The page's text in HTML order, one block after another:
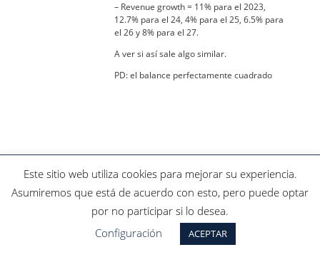
– Revenue growth = 11% para el 2023,
12.7% para el 24, 4% para el 25, 6.5% para
el 26 y 8% para el 27.
A ver si así sale algo similar.
PD: el balance perfectamente cuadrado
Contacto|Privacidad |Aviso Legal| Defensa Del Cliente
Este sitio web utiliza cookies para mejorar su experiencia.
Asumiremos que está de acuerdo con esto, pero puede optar
por no participar si lo desea.
Configuración
ACEPTAR